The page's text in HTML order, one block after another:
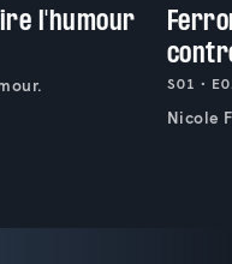
l'humour
S01 •
Nicole